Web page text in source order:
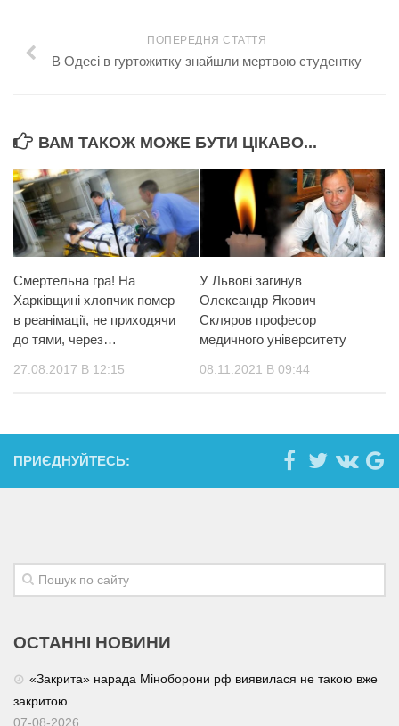
ПОПЕРЕДНЯ СТАТТЯ
В Одесі в гуртожитку знайшли мертвою студентку
ВАМ ТАКОЖ МОЖЕ БУТИ ЦІКАВО...
Смертельна гра! На
Харківщині хлопчик помер
в реанімації, не приходячи
до тями, через…
27.08.2017 В 12:15
У Львові загинув
Олександр Якович
Скляров професор
медичного університету
08.11.2021 В 09:44
ПРИЄДНУЙТЕСЬ:
ОСТАННІ НОВИНИ
«Закрита» нарада Міноборони рф виявилася не такою вже
закритою
07-08-2026